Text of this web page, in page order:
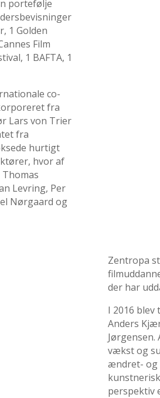
portefølje
1 Golden
Film
1 BAFTA, 1
co-
fra
Lars von Trier
fra
hurtigt
hvor af
Levring, Per
Nørgaard og
Zentropa
der har
I 2016 blev
Anders
vækst og
ændret- og
perspektiv